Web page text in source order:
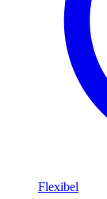
Flexibel